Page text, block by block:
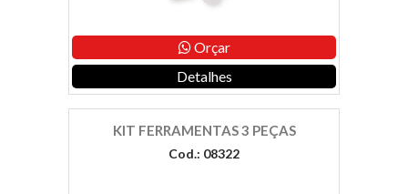
Orçar
Detalhes
KIT FERRAMENTAS 3 PEÇAS
Cod.: 08322